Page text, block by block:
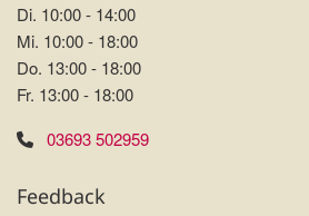
Di. 10:00 - 14:00
Mi. 10:00 - 18:00
Do. 13:00 - 18:00
Fr. 13:00 - 18:00
03693 502959
Feedback